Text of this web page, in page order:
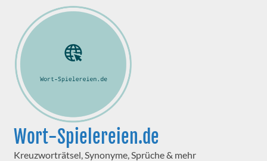
Wort-Spielereien.de
Kreuzworträtsel, Synonyme, Sprüche & mehr